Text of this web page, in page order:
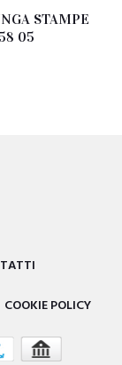
STAMPE
05
COOKIE POLICY